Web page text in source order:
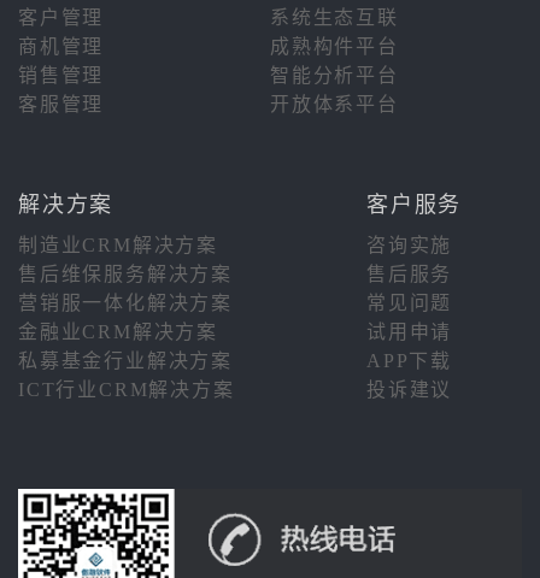
客户管理
系统生态互联
商机管理
成熟构件平台
销售管理
智能分析平台
客服管理
开放体系平台
解决方案 客户服务
制造业CRM解决方案
咨询实施
售后维保服务解决方案
售后服务
营销服一体化解决方案
常见问题
金融业CRM解决方案
试用申请
私募基金行业解决方案
APP下载
ICT行业CRM解决方案
投诉建议